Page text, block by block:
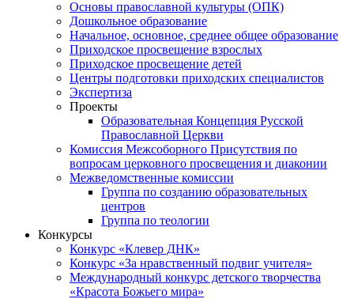
Основы православной культуры (ОПК)
Дошкольное образование
Начальное, основное, среднее общее образование
Приходское просвещение взрослых
Приходское просвещение детей
Центры подготовки приходских специалистов
Экспертиза
Проекты
Образовательная Концепция Русской
Православной Церкви
Комиссия Межсоборного Присутствия по
вопросам церковного просвещения и диаконии
Межведомственные комиссии
Группа по созданию образовательных
центров
Группа по теологии
Конкурсы
Конкурс «Клевер ДНК»
Конкурс «За нравственный подвиг учителя»
Международный конкурс детского творчества
«Красота Божьего мира»